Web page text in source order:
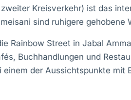
Kreisverkehr) ist das
sind ruhigere gehobene
Rainbow Street in Jabal
Buchhandlungen und
einem der Aussichtspunkte mit